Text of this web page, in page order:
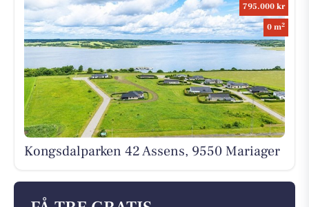
795.000 kr
0 m2
Kongsdalparken 42 Assens, 9550 Mariager